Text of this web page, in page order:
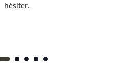
hésiter.